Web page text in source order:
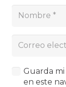
Guarda
en este